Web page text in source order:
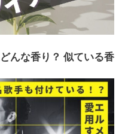
んな香り？ 似ている香